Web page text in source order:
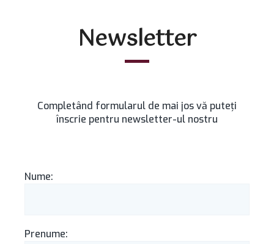
Newsletter
Completând formularul de mai jos vă puteţi
înscrie pentru newsletter-ul nostru
Nume:
Prenume: